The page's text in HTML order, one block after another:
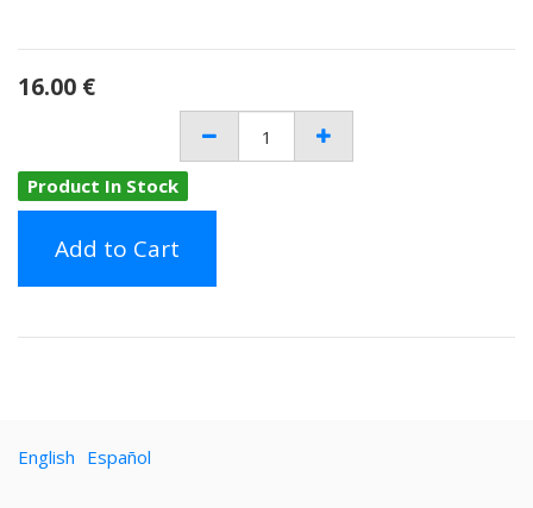
16.00 €
Product In Stock
Add to Cart
English Español